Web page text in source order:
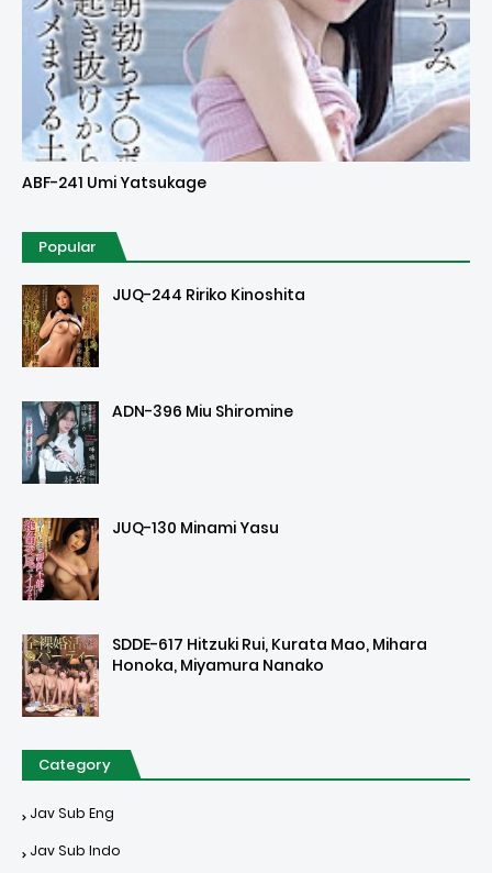
Uncensored
ABF-241 Umi Yatsukage
Popular
JUQ-244 Ririko Kinoshita
ADN-396 Miu Shiromine
JUQ-130 Minami Yasu
SDDE-617 Hitzuki Rui, Kurata Mao, Mihara
Honoka, Miyamura Nanako
Category
Jav Sub Eng
Jav Sub Indo